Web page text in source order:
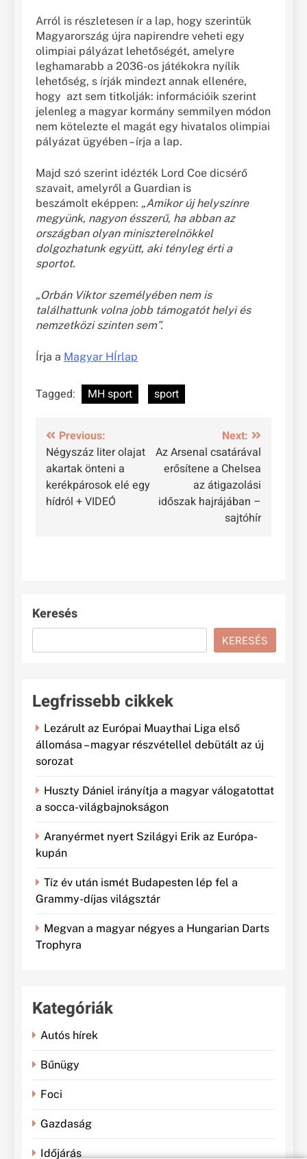
Arról is részletesen ír a lap, hogy szerintük
Magyarország újra napirendre veheti egy
olimpiai pályázat lehetőségét, amelyre
leghamarabb a 2036-os játékokra nyílik
lehetőség, s írják mindezt annak ellenére,
hogy azt sem titkolják: információik szerint
jelenleg a magyar kormány semmilyen módon
nem kötelezte el magát egy hivatalos olimpiai
pályázat ügyében – írja a lap.
Majd szó szerint idézték Lord Coe dicsérő
szavait, amelyről a Guardian is
beszámolt eképpen: „Amikor új helyszínre
megyünk, nagyon ésszerű, ha abban az
országban olyan miniszterelnökkel
dolgozhatunk együtt, aki tényleg érti a
sportot.
„Orbán Viktor személyében nem is
találhattunk volna jobb támogatót helyi és
nemzetközi szinten sem”.
Írja a Magyar HÍrlap
Tagged: MH sport sport
Bejegyzés
navigáció
Previous:
Négyszáz liter olajat
akartak önteni a
kerékpárosok elé egy
hídról + VIDEÓ
Next:
Az Arsenal csatárával
erősítene a Chelsea
az átigazolási
időszak hajrájában –
sajtóhír
Keresés
KERESÉS
Legfrissebb cikkek
Lezárult az Európai Muaythai Liga első
állomása – magyar részvétellel debütált az új
sorozat
Huszty Dániel irányítja a magyar válogatottat
a socca-világbajnokságon
Aranyérmet nyert Szilágyi Erik az Európa-
kupán
Tíz év után ismét Budapesten lép fel a
Grammy-díjas világsztár
Megvan a magyar négyes a Hungarian Darts
Trophyra
Kategóriák
Autós hírek
Bűnügy
Foci
Gazdaság
Időjárás